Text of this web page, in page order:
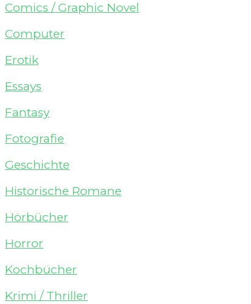
Comics / Graphic Novel
Computer
Erotik
Essays
Fantasy
Fotografie
Geschichte
Historische Romane
Hörbücher
Horror
Kochbücher
Krimi / Thriller